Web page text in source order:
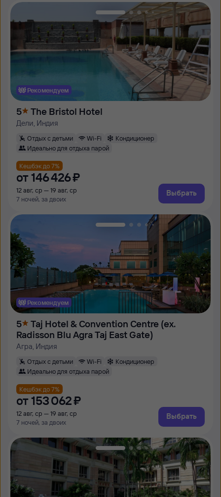
Рекомендуем
5 The Bristol Hotel
Дели, Индия
Отдых с детьми Wi-Fi
Кондиционер
Идеально для отдыха парой
Кешбэк до 7%
от 146 ⁠426 ⁠₽
12 авг, ср — 19 авг, ср
7 ночей, за двоих
Выбрать
Рекомендуем
5
Taj Hotel & Convention Centre (ex.
Radisson Blu Agra Taj East Gate)
Агра, Индия
Отдых с детьми Wi-Fi
Кондиционер
Идеально для отдыха парой
Кешбэк до 7%
от 153 ⁠062 ⁠₽
12 авг, ср — 19 авг, ср
7 ночей, за двоих
Выбрать